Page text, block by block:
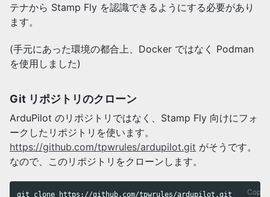
テナから Stamp Fly を認識できるようにする必要があり
ます。
(手元にあった環境の都合上、Docker ではなく Podman
を使用しました)
Git リポジトリのクローン
ArduPilot のリポジトリではなく、Stamp Fly 向けにフォ
ークしたリポジトリを使います。
https://github.com/tpwrules/ardupilot.git がそうです。
なので、このリポジトリをクローンします。
Copy